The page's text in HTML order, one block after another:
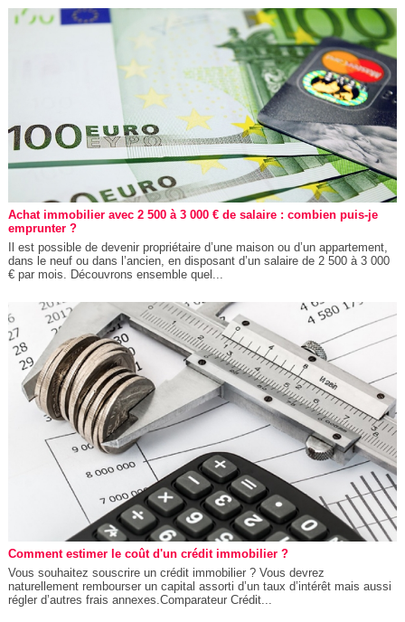
Achat immobilier avec 2 500 à 3 000 € de salaire : combien puis-je
emprunter ?
Il est possible de devenir propriétaire d’une maison ou d’un appartement,
dans le neuf ou dans l’ancien, en disposant d’un salaire de 2 500 à 3 000
€ par mois. Découvrons ensemble quel...
Comment estimer le coût d'un crédit immobilier ?
Vous souhaitez souscrire un crédit immobilier ? Vous devrez
naturellement rembourser un capital assorti d’un taux d’intérêt mais aussi
régler d’autres frais annexes.Comparateur Crédit...